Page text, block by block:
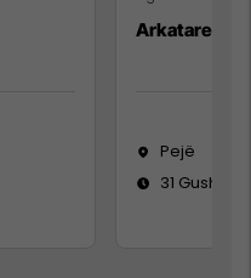
Arkatare
Pejë
31 Gusht